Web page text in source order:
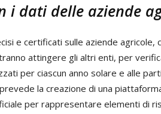
i dati delle aziende
e certificati sulle aziende agricole,
attingere gli altri enti, per
per ciascun anno solare e alle
la creazione di una
per rappresentare elementi di